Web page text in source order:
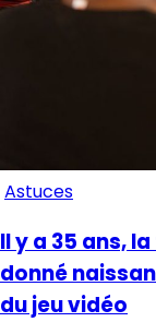
Astuces
Il y a 35 ans,
donné
du jeu vidéo